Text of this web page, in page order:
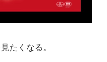
たくなる。